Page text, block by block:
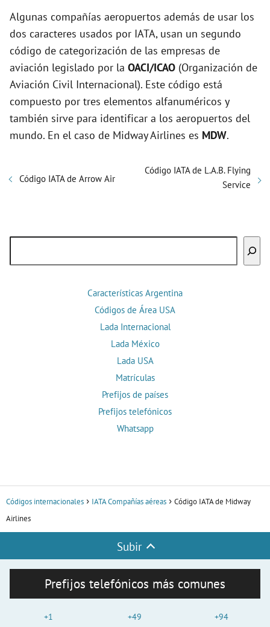
Algunas compañías aeropuertos además de usar los
dos caracteres usados por IATA, usan un segundo
código de categorización de las empresas de
aviación legislado por la OACI/ICAO (Organización de
Aviación Civil Internacional). Este código está
compuesto por tres elementos alfanuméricos y
también sirve para identificar a los aeropuertos del
mundo. En el caso de Midway Airlines es MDW.
Código IATA de Arrow Air
Código IATA de L.A.B. Flying
Service
Características Argentina
Códigos de Área USA
Lada Internacional
Lada México
Lada USA
Matrículas
Prefijos de países
Prefijos telefónicos
Whatsapp
Códigos internacionales IATA Compañías aéreas
Código IATA de Midway
Airlines
Subir
Prefijos telefónicos más comunes
+1
+49
+94